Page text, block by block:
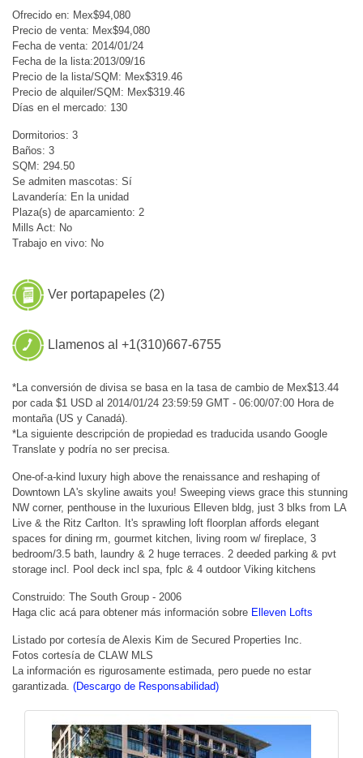
Ofrecido en: Mex$94,080
Precio de venta: Mex$94,080
Fecha de venta: 2014/01/24
Fecha de la lista:2013/09/16
Precio de la lista/SQM: Mex$319.46
Precio de alquiler/SQM: Mex$319.46
Días en el mercado: 130
Dormitorios: 3
Baños: 3
SQM: 294.50
Se admiten mascotas: Sí
Lavandería: En la unidad
Plaza(s) de aparcamiento: 2
Mills Act: No
Trabajo en vivo: No
Ver portapapeles (2)
Llamenos al +1(310)667-6755
*La conversión de divisa se basa en la tasa de cambio de Mex$13.44
por cada $1 USD al 2014/01/24 23:59:59 GMT - 06:00/07:00 Hora de
montaña (US y Canadá).
*La siguiente descripción de propiedad es traducida usando Google
Translate y podría no ser precisa.
One-of-a-kind luxury high above the renaissance and reshaping of
Downtown LA's skyline awaits you! Sweeping views grace this stunning
NW corner, penthouse in the luxurious Elleven bldg, just 3 blks from LA
Live & the Ritz Carlton. It's sprawling loft floorplan affords elegant
spaces for dining rm, gourmet kitchen, living room w/ fireplace, 3
bedroom/3.5 bath, laundry & 2 huge terraces. 2 deeded parking & pvt
storage incl. Pool deck incl spa, fplc & 4 outdoor Viking kitchens
Construido: The South Group - 2006
Haga clic acá para obtener más información sobre Elleven Lofts
Listado por cortesía de Alexis Kim de Secured Properties Inc.
Fotos cortesía de CLAW MLS
La información es rigurosamente estimada, pero puede no estar
garantizada. (Descargo de Responsabilidad)